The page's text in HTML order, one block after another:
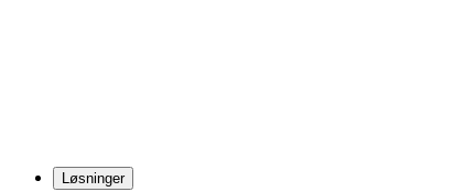
Løsninger